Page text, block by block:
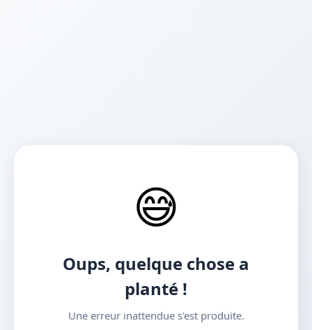
😅
Oups, quelque chose a
planté !
Une erreur inattendue s'est produite.